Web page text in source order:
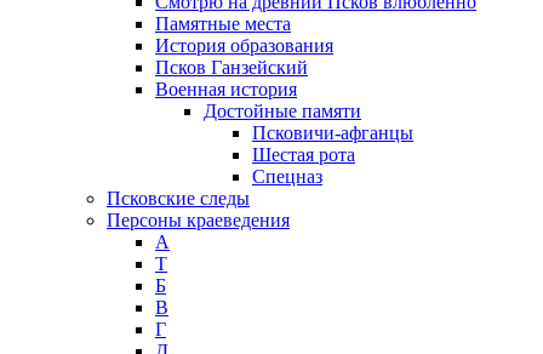
Памятные места
История образования
Псков Ганзейский
Военная история
Достойные памяти
Псковичи-афганцы
Шестая рота
Спецназ
Псковские следы
Персоны краеведения
А
T
Б
В
Г